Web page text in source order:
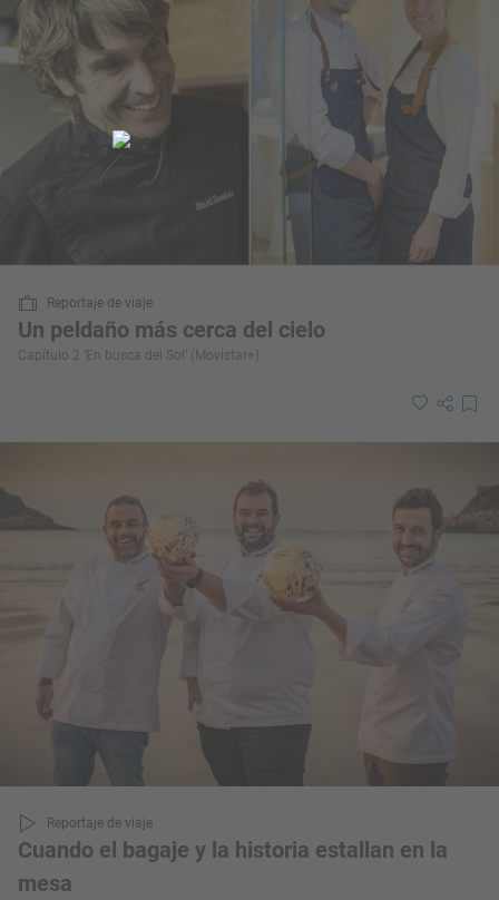
Reportaje de viaje
Un peldaño más cerca del cielo
Capítulo 2 ‘En busca del Sol’ (Movistar+)
Reportaje de viaje
Cuando el bagaje y la historia estallan en la
mesa